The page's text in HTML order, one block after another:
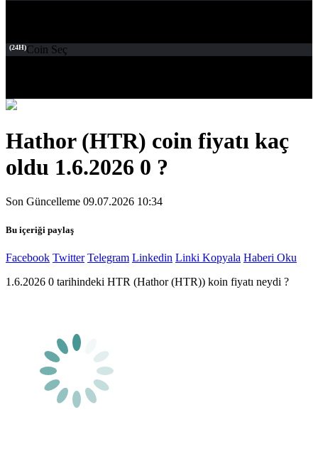
(24H)Coin Seç
Hathor (HTR) coin fiyatı kaç
oldu 1.6.2026 0 ?
Son Güncelleme 09.07.2026 10:34
Bu içeriği paylaş
Facebook Twitter Telegram Linkedin Linki Kopyala Haberi Oku
1.6.2026 0 tarihindeki HTR (Hathor (HTR)) koin fiyatı neydi ?